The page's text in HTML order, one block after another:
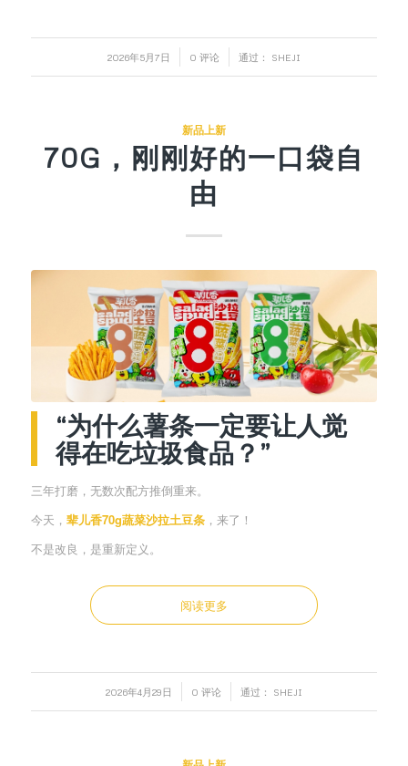
2026年5月7日
/ 0 评论 通过： SHEJI
新品上新
70G，刚刚好的一口袋自
由
“为什么薯条一定要让人觉
得在吃垃圾食品？”
三年打磨，无数次配方推倒重来。
今天， 辈儿香70g蔬菜沙拉土豆条，来了！
不是改良，是重新定义。
阅读更多
2026年4月29日
/ 0 评论 通过： SHEJI